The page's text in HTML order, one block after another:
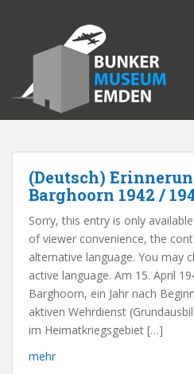
m
(Deutsch)
Barghoorn 1942 /
Sorry, this entry is only
of viewer convenience, the
alternative language. You may
active language. Am 15. April
Barghoorn, ein Jahr nach
aktiven Wehrdienst
im Heimatkriegsgebiet […]
mehr